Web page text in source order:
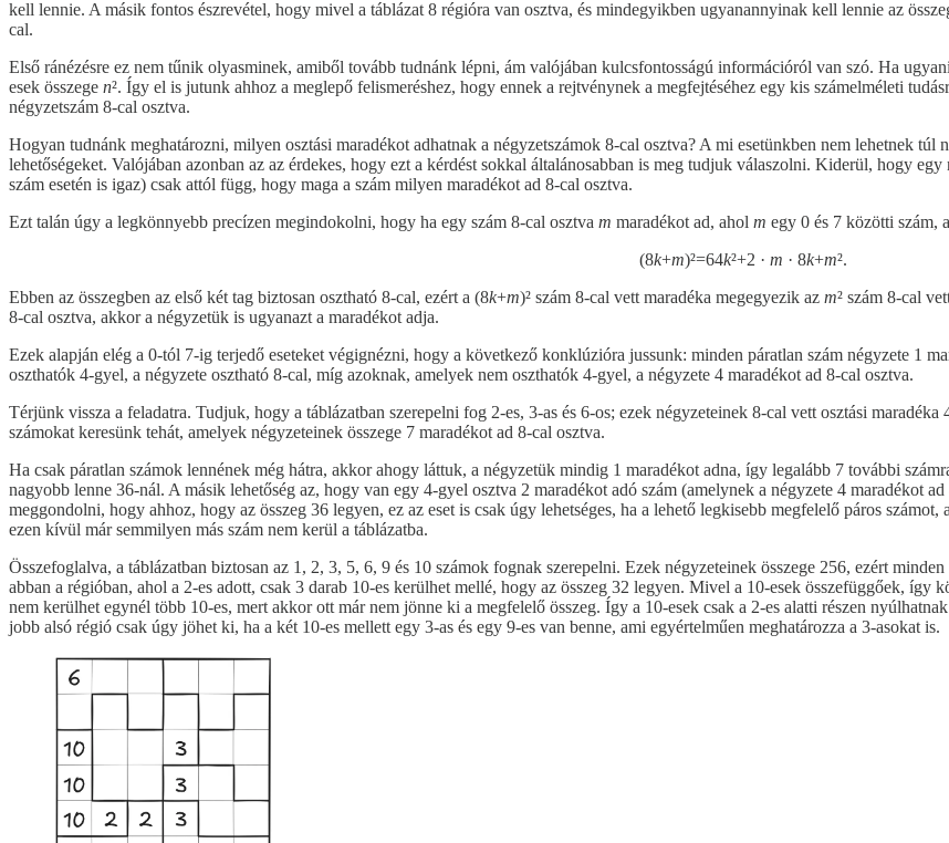
kell lennie. A másik fontos észrevétel, hogy mivel a táblázat 8 régióra van osztva, és mindegyikben ugyanannyinak kell lennie az
cal.
Első ránézésre ez nem tűnik olyasminek, amiből tovább tudnánk lépni, ám valójában kulcsfontosságú információról van szó. Ha
esek összege n². Így el is jutunk ahhoz a meglepő felismeréshez, hogy ennek a rejtvénynek a megfejtéséhez egy kis számelméleti
négyzetszám 8-cal osztva.
Hogyan tudnánk meghatározni, milyen osztási maradékot adhatnak a négyzetszámok 8-cal osztva? A mi esetünkben nem lehetnek túl
lehetőségeket. Valójában azonban az az érdekes, hogy ezt a kérdést sokkal általánosabban is meg tudjuk válaszolni. Kiderül, hogy
szám esetén is igaz) csak attól függ, hogy maga a szám milyen maradékot ad 8-cal osztva.
Ezt talán úgy a legkönnyebb precízen megindokolni, hogy ha egy szám 8-cal osztva m maradékot ad, ahol m egy 0 és 7 közötti szám,
(8k+m)²=64k²+2 · m · 8k+m².
Ebben az összegben az első két tag biztosan osztható 8-cal, ezért a (8k+m)² szám 8-cal vett maradéka megegyezik az m² szám 8-cal
8-cal osztva, akkor a négyzetük is ugyanazt a maradékot adja.
Ezek alapján elég a 0-tól 7-ig terjedő eseteket végignézni, hogy a következő konklúzióra jussunk: minden páratlan szám négyzete 1
oszthatók 4-gyel, a négyzete osztható 8-cal, míg azoknak, amelyek nem oszthatók 4-gyel, a négyzete 4 maradékot ad 8-cal osztva.
Térjünk vissza a feladatra. Tudjuk, hogy a táblázatban szerepelni fog 2-es, 3-as és 6-os; ezek négyzeteinek 8-cal vett osztási
számokat keresünk tehát, amelyek négyzeteinek összege 7 maradékot ad 8-cal osztva.
Ha csak páratlan számok lennének még hátra, akkor ahogy láttuk, a négyzetük mindig 1 maradékot adna, így legalább 7 további
nagyobb lenne 36-nál. A másik lehetőség az, hogy van egy 4-gyel osztva 2 maradékot adó szám (amelynek a négyzete 4 maradékot
meggondolni, hogy ahhoz, hogy az összeg 36 legyen, ez az eset is csak úgy lehetséges, ha a lehető legkisebb megfelelő páros
ezen kívül már semmilyen más szám nem kerül a táblázatba.
Összefoglalva, a táblázatban biztosan az 1, 2, 3, 5, 6, 9 és 10 számok fognak szerepelni. Ezek négyzeteinek összege 256, ezért
abban a régióban, ahol a 2-es adott, csak 3 darab 10-es kerülhet mellé, hogy az összeg 32 legyen. Mivel a 10-esek összefüggőek, így
nem kerülhet egynél több 10-es, mert akkor ott már nem jönne ki a megfelelő összeg. Így a 10-esek csak a 2-es alatti részen
jobb alsó régió csak úgy jöhet ki, ha a két 10-es mellett egy 3-as és egy 9-es van benne, ami egyértelműen meghatározza a 3-asokat is.